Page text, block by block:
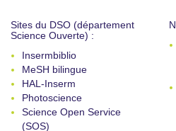
Sites du DSO (département
Science Ouverte) :
Insermbiblio
MeSH bilingue
HAL-Inserm
Photoscience
Science Open Service
(SOS)